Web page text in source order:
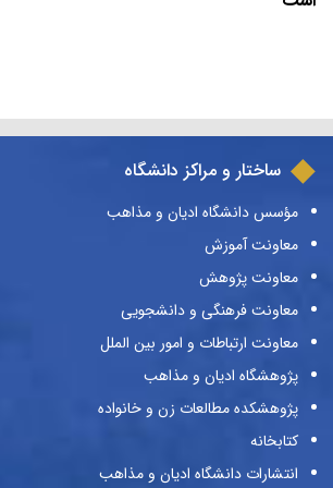
ساختار و مراکز دانشگاه
مؤسس دانشگاه ادیان و مذاهب
معاونت آموزش
معاونت پژوهش
معاونت فرهنگی و دانشجویی
معاونت ارتباطات و امور بین الملل
پژوهشگاه ادیان و مذاهب
پژوهشکده مطالعات زن و خانواده
کتابخانه
انتشارات دانشگاه ادیان و مذاهب